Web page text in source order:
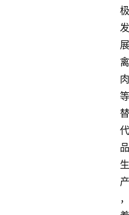
极
发
展
禽
肉
等
替
代
品
生
产
，